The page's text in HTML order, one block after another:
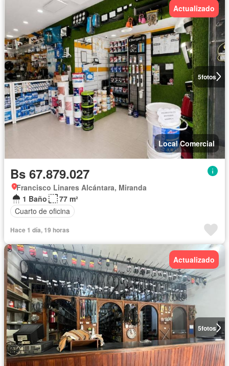
5fotos
Actualizado
Local Comercial
Bs 67.879.027
Francisco Linares Alcántara, Miranda
1 Baño
77 m²
Cuarto de oficina
Hace 1 día, 19 horas
5fotos
Actualizado